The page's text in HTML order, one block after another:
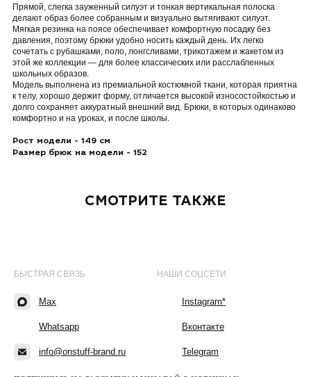
Прямой, слегка зауженный силуэт и тонкая вертикальная полоска
делают образ более собранным и визуально вытягивают силуэт.
Мягкая резинка на поясе обеспечивает комфортную посадку без
давления, поэтому брюки удобно носить каждый день. Их легко
сочетать с рубашками, поло, лонгсливами, трикотажем и жакетом из
этой же коллекции — для более классических или расслабленных
школьных образов.
Модель выполнена из премиальной костюмной ткани, которая приятна
к телу, хорошо держит форму, отличается высокой износостойкостью и
долго сохраняет аккуратный внешний вид. Брюки, в которых одинаково
комфортно и на уроках, и после школы.
Рост модели - 149 см
Размер брюк на модели - 152
СМОТРИТЕ ТАКЖЕ
БЫСТРАЯ СВЯЗЬ
Max
Whatsapp
info@onstuff-brand.ru
НАШИ СОЦСЕТИ
Instagram*
Вконтакте
Telegram